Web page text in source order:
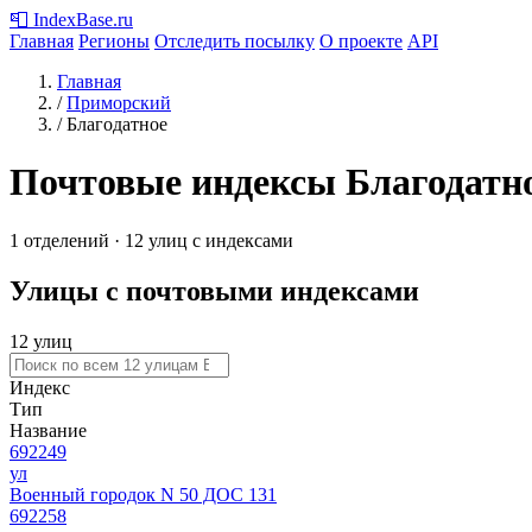
📮 IndexBase.ru
Главная Регионы Отследить посылку О проекте API
Главная
/ Приморский
/ Благодатное
Почтовые индексы
1 отделений · 12 улиц с индексами
Улицы с почтовыми индексами
12 улиц
Индекс
Тип
Название
692249
ул
Военный городок N 50 ДОС 131
692258